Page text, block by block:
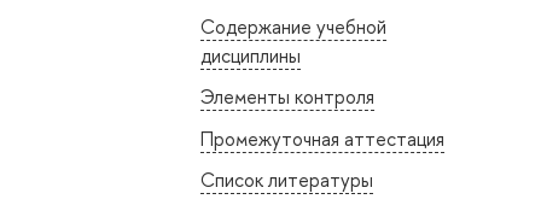
Содержание учебной
дисциплины
Элементы контроля
Промежуточная аттестация
Список литературы